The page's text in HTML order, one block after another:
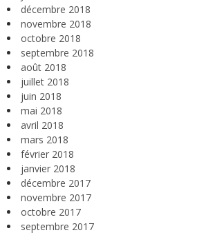
décembre 2018
novembre 2018
octobre 2018
septembre 2018
août 2018
juillet 2018
juin 2018
mai 2018
avril 2018
mars 2018
février 2018
janvier 2018
décembre 2017
novembre 2017
octobre 2017
septembre 2017